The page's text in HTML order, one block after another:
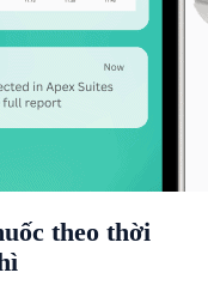
theo thời